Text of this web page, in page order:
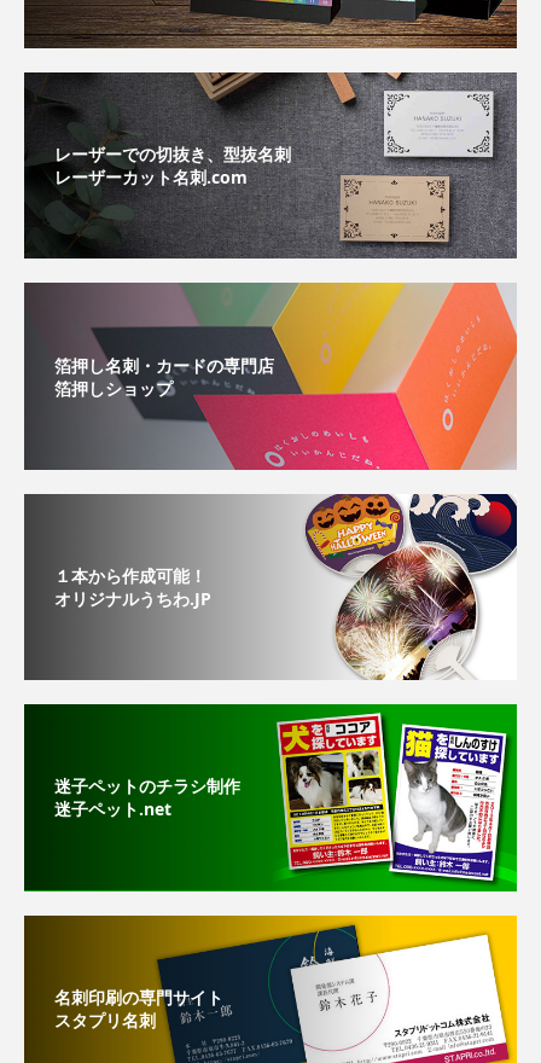
レーザーでの切抜き、型抜名刺
レーザーカット名刺.com
箔押し名刺・カードの専門店
箔押しショップ
１本から作成可能！
オリジナルうちわ.JP
迷子ペットのチラシ制作
迷子ペット.net
名刺印刷の専門サイト
スタプリ名刺